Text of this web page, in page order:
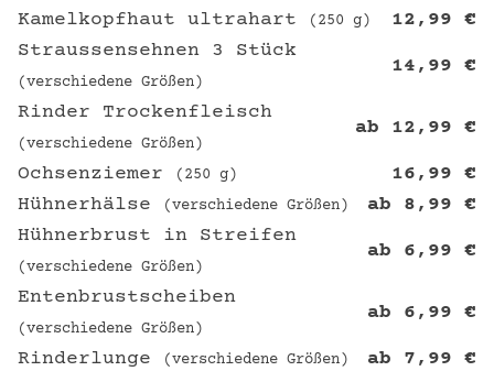
Kamelkopfhaut ultrahart (250 g) 12,99 €
Straussensehnen 3 Stück
(verschiedene Größen)
14,99 €
Rinder Trockenfleisch
(verschiedene Größen)
ab 12,99 €
Ochsenziemer (250 g) 16,99 €
Hühnerhälse
(verschiedene Größen) ab 8,99 €
Hühnerbrust in Streifen
(verschiedene Größen)
ab 6,99 €
Entenbrustscheiben
(verschiedene Größen)
ab 6,99 €
Rinderlunge (verschiedene Größen) ab 7,99 €